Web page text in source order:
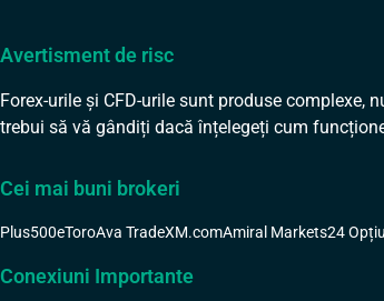
Avertisment de risc
Forex-urile și CFD-urile sunt produse
trebui să vă gândiți dacă înțelegeți cum
Cei mai buni brokeri
Plus500eToroAva TradeXM.comAmiral Markets24
Conexiuni Importante